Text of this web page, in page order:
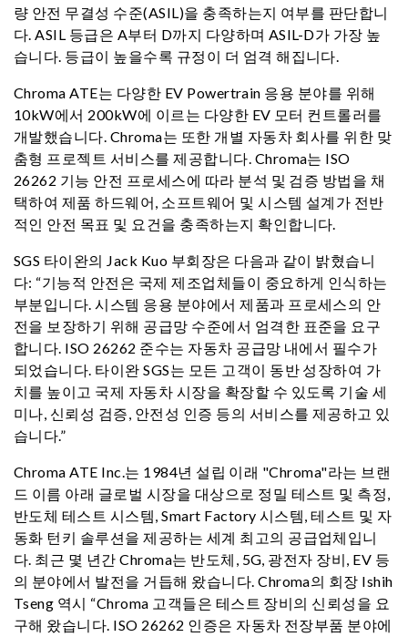
량 안전 무결성 수준(ASIL)을 충족하는지 여부를 판단합니
다. ASIL 등급은 A부터 D까지 다양하며 ASIL-D가 가장 높
습니다. 등급이 높을수록 규정이 더 엄격 해집니다.
Chroma ATE는 다양한 EV Powertrain 응용 분야를 위해
10kW에서 200kW에 이르는 다양한 EV 모터 컨트롤러를
개발했습니다. Chroma는 또한 개별 자동차 회사를 위한 맞
춤형 프로젝트 서비스를 제공합니다. Chroma는 ISO
26262 기능 안전 프로세스에 따라 분석 및 검증 방법을 채
택하여 제품 하드웨어, 소프트웨어 및 시스템 설계가 전반
적인 안전 목표 및 요건을 충족하는지 확인합니다.
SGS 타이완의 Jack Kuo 부회장은 다음과 같이 밝혔습니
다: “기능적 안전은 국제 제조업체들이 중요하게 인식하는
부분입니다. 시스템 응용 분야에서 제품과 프로세스의 안
전을 보장하기 위해 공급망 수준에서 엄격한 표준을 요구
합니다. ISO 26262 준수는 자동차 공급망 내에서 필수가
되었습니다. 타이완 SGS는 모든 고객이 동반 성장하여 가
치를 높이고 국제 자동차 시장을 확장할 수 있도록 기술 세
미나, 신뢰성 검증, 안전성 인증 등의 서비스를 제공하고 있
습니다.”
Chroma ATE Inc.는 1984년 설립 이래 "Chroma"라는 브랜
드 이름 아래 글로벌 시장을 대상으로 정밀 테스트 및 측정,
반도체 테스트 시스템, Smart Factory 시스템, 테스트 및 자
동화 턴키 솔루션을 제공하는 세계 최고의 공급업체입니
다. 최근 몇 년간 Chroma는 반도체, 5G, 광전자 장비, EV 등
의 분야에서 발전을 거듭해 왔습니다. Chroma의 회장 Ishih
Tseng 역시 “Chroma 고객들은 테스트 장비의 신뢰성을 요
구해 왔습니다. ISO 26262 인증은 자동차 전장부품 분야에